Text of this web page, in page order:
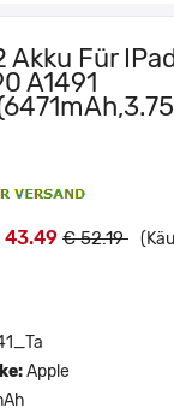
Akku Für
A1491
43.49 € 52.19
Apple